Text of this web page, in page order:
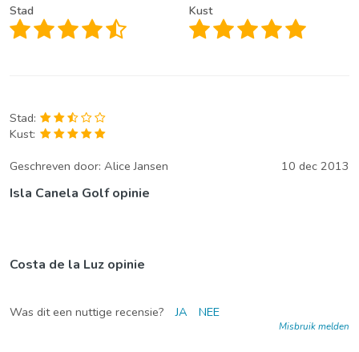
Stad Kust
Stad:
Kust:
Geschreven door: Alice Jansen 10 dec 2013
Isla Canela Golf opinie
Costa de la Luz opinie
Was dit een nuttige recensie? JA NEE
Misbruik melden